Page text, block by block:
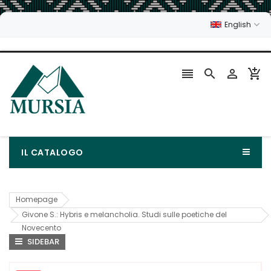
English
   
IL CATALOGO
Homepage
Givone S.: Hybris e melancholia. Studi sulle poetiche del
Novecento
SIDEBAR